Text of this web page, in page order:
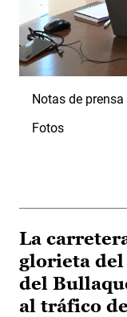
Notas de prensa
Fotos
La
glorieta
del
al tráfico